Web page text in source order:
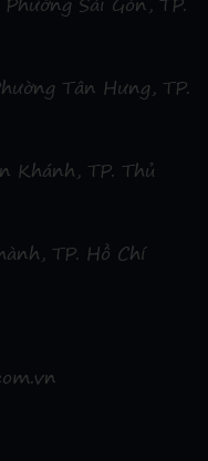
Tân Hưng, TP.
Khánh, TP. Thủ
TP. Hồ Chí